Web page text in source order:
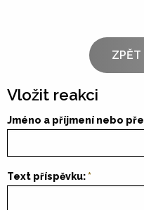
ZPĚT
Vložit reakci
Jméno a příjmení nebo
Text příspěvku: